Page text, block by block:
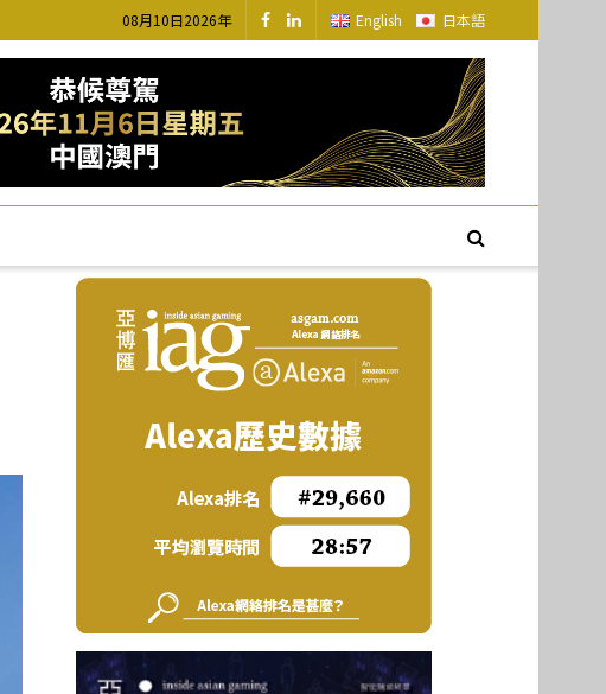
08月10日2026年 English 日本語